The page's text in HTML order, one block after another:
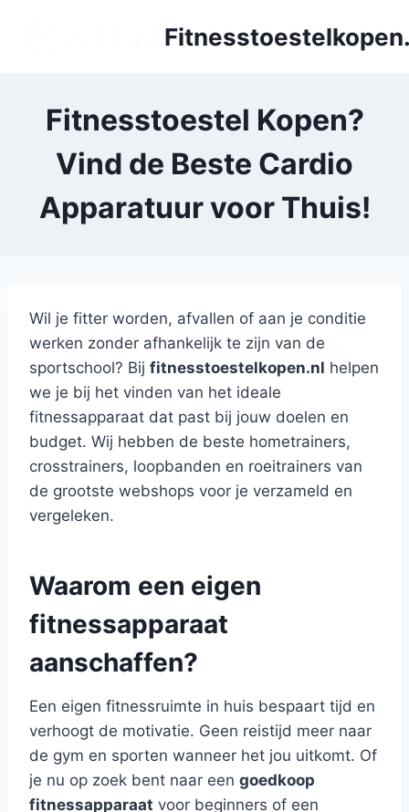
Fitnesstoestel Kopen?
Vind de Beste Cardio
Apparatuur voor Thuis!
Wil je fitter worden, afvallen of aan je conditie
werken zonder afhankelijk te zijn van de
sportschool? Bij fitnesstoestelkopen.nl helpen
we je bij het vinden van het ideale
fitnessapparaat dat past bij jouw doelen en
budget. Wij hebben de beste hometrainers,
crosstrainers, loopbanden en roeitrainers van
de grootste webshops voor je verzameld en
vergeleken.
Waarom een eigen
fitnessapparaat
aanschaffen?
Een eigen fitnessruimte in huis bespaart tijd en
verhoogt de motivatie. Geen reistijd meer naar
de gym en sporten wanneer het jou uitkomt. Of
je nu op zoek bent naar een goedkoop
fitnessapparaat voor beginners of een